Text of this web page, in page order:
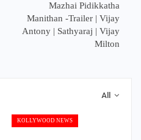
Mazhai Pidikkatha
Manithan -Trailer | Vijay
Antony | Sathyaraj | Vijay
Milton
All
KOLLYWOOD NEWS